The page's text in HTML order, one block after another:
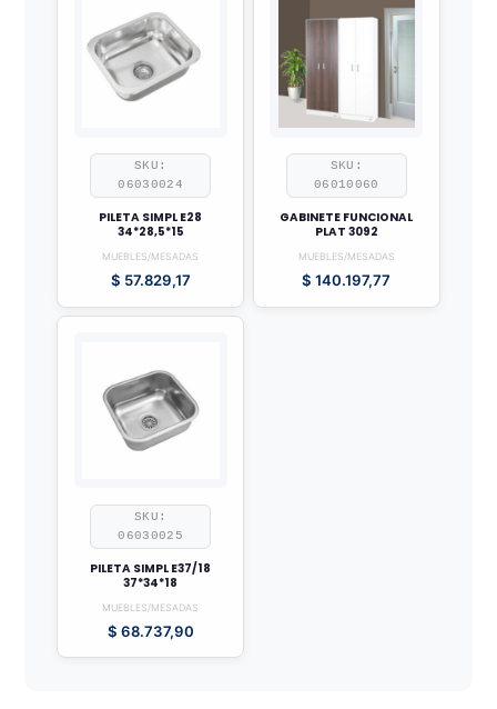
SKU:
06030024
PILETA SIMPL E28
34*28,5*15
MUEBLES/MESADAS
$ 57.829,17
SKU:
06010060
GABINETE FUNCIONAL
PLAT 3092
MUEBLES/MESADAS
$ 140.197,77
SKU:
06030025
PILETA SIMPL E37/18
37*34*18
MUEBLES/MESADAS
$ 68.737,90